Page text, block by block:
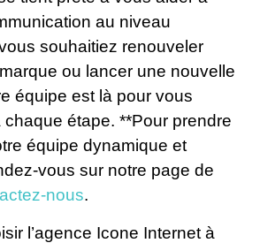
au niveau
souhaitiez renouveler
ou lancer une nouvelle
équipe est là pour vous
étape. **Pour prendre
équipe dynamique et
vous sur notre page de
nous.
l’agence Icone Internet à